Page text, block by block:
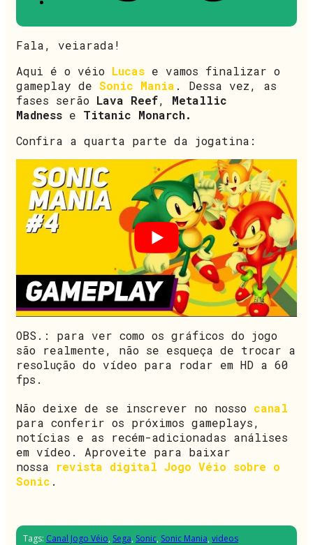
Fala, veiarada!
Aqui é o véio Lucas e vamos finalizar o
gameplay de Sonic Mania . Dessa vez, as
fases serão Lava Reef, Metallic
Madness e Titanic Monarch.
Confira a quarta parte da jogatina:
OBS.: para ver como os gráficos do jogo
são realmente, não se esqueça de trocar a
resolução do vídeo para rodar em HD a 60
fps.
Não deixe de se inscrever no nosso canal
para conferir os próximos gameplays,
notícias e as recém-adicionadas análises
em vídeo. Aproveite para baixar
nossa revista digital Jogo Véio sobre o
Sonic .
Tags: Canal Jogo Véio, Sega, Sonic, Sonic Mania, videos